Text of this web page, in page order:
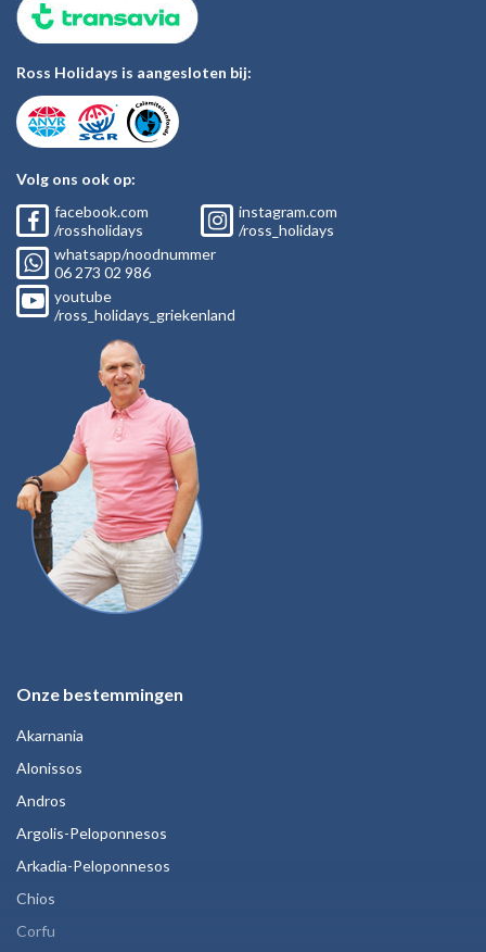
Ross Holidays is aangesloten bij:
Volg ons ook op:
facebook.com
/rossholidays
instagram.com
/ross_holidays
whatsapp/noodnummer
06 273 02 986
youtube
/ross_holidays_griekenland
Onze bestemmingen
Akarnania
Alonissos
Andros
Argolis-Peloponnesos
Arkadia-Peloponnesos
Chios
Corfu